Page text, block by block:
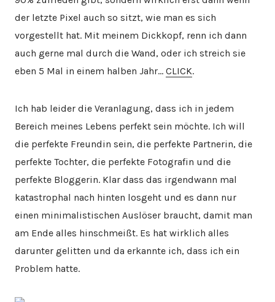
der letzte Pixel auch so sitzt, wie man es sich
vorgestellt hat. Mit meinem Dickkopf, renn ich dann
auch gerne mal durch die Wand, oder ich streich sie
eben 5 Mal in einem halben Jahr… CLICK.
Ich hab leider die Veranlagung, dass ich in jedem
Bereich meines Lebens perfekt sein möchte. Ich will
die perfekte Freundin sein, die perfekte Partnerin, die
perfekte Tochter, die perfekte Fotografin und die
perfekte Bloggerin. Klar dass das irgendwann mal
katastrophal nach hinten losgeht und es dann nur
einen minimalistischen Auslöser braucht, damit man
am Ende alles hinschmeißt. Es hat wirklich alles
darunter gelitten und da erkannte ich, dass ich ein
Problem hatte.